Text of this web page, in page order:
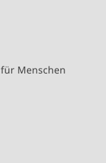
für Menschen